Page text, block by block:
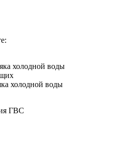
холодной воды
холодной воды
ГВС